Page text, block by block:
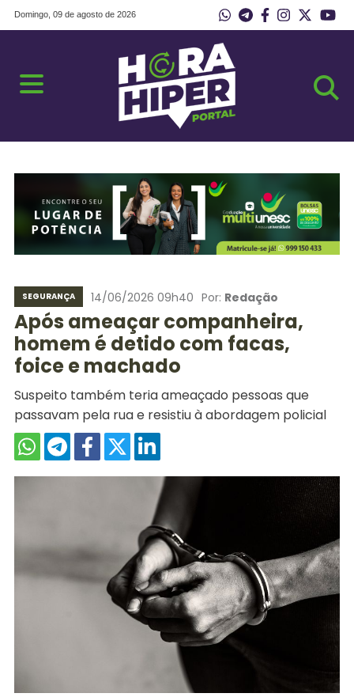
Domingo, 09 de agosto de 2026
SEGURANÇA 14/06/2026 09h40 Por: Redação
Após ameaçar companheira,
homem é detido com facas,
foice e machado
Suspeito também teria ameaçado pessoas que
passavam pela rua e resistiu à abordagem policial